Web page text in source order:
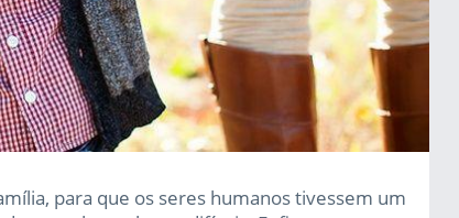
para que os seres humanos tivessem um